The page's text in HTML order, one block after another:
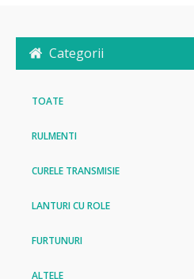
Categorii
TOATE
RULMENTI
CURELE TRANSMISIE
LANTURI CU ROLE
FURTUNURI
ALTELE